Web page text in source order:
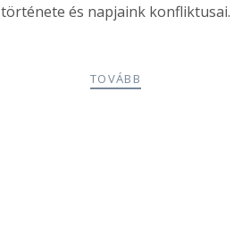
története és napjaink konfliktusai.
TOVÁBB